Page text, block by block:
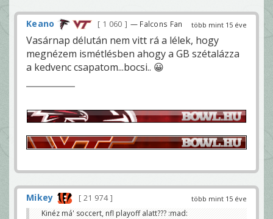
több mint 15 éve
Keano 1 060 — Falcons Fan
Vasárnap délután nem vitt rá a lélek, hogy
megnézem ismétlésben ahogy a GB szétalázza
a kedvenc csapatom...bocsi.. 😀
több mint 15 éve
Mikey
21 974
Kinéz má' soccert, nfl playoff alatt??? :mad: